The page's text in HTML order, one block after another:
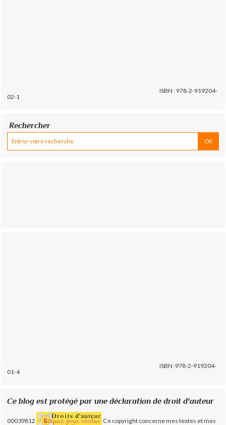
ISBN : 978-2-919204-
02-1
Rechercher
ISBN :978-2-919204-
01-4
Ce blog est protégé par une déclaration de droit d'auteur
00039812
Ce copyright concerne mes textes et mes